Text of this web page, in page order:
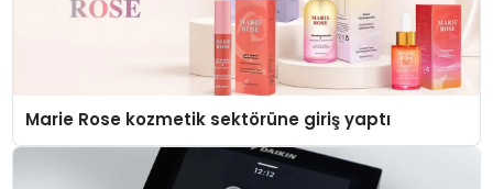
Marie Rose kozmetik sektörüne giriş yaptı